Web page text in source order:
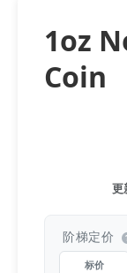
1oz
Coin
更
阶梯定价
标价